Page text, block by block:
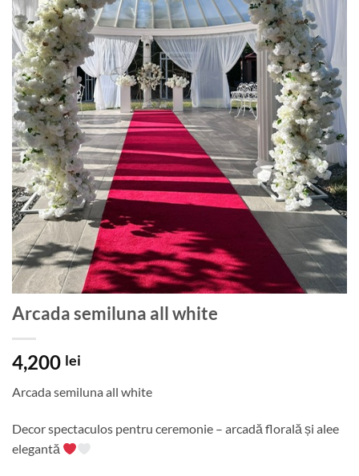
Arcada semiluna all white
4,200 lei
Arcada semiluna all white
Decor spectaculos pentru ceremonie – arcadă florală și alee
elegantă